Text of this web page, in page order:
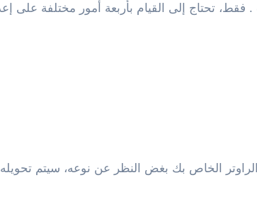
فقط، تحتاج إلى القيام بأربعة أمور مختلفة على
الخاص بك بغض النظر عن نوعه، سيتم